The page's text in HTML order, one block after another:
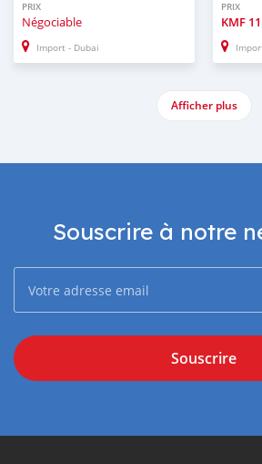
PRIX
Négociable
Import - Dubai
PRIX
KMF
Afficher plus
Souscrire à notre
Souscrire